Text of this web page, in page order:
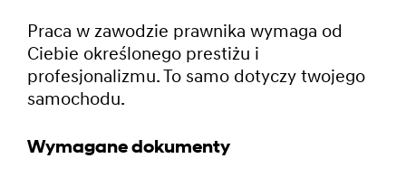
Praca w zawodzie prawnika wymaga od
Ciebie określonego prestiżu i
profesjonalizmu. To samo dotyczy twojego
samochodu.
Wymagane dokumenty